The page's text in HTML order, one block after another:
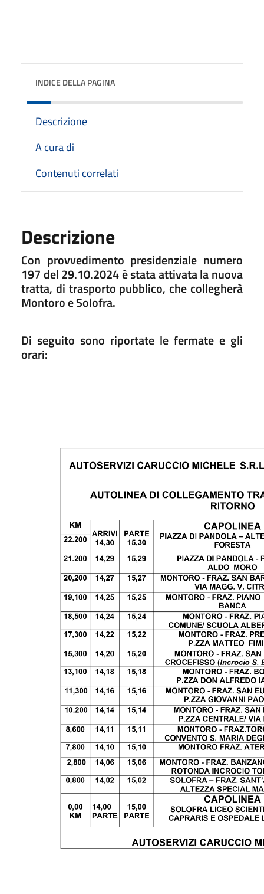
INDICE DELLA PAGINA
Descrizione
A cura di
Contenuti correlati
Descrizione
Con provvedimento presidenziale numero
197 del 29.10.2024 è stata attivata la nuova
tratta, di trasporto pubblico, che collegherà
Montoro e Solofra.
Di seguito sono riportate le fermate e gli
orari: